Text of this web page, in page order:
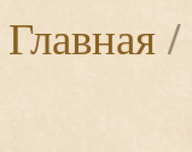
Главная/